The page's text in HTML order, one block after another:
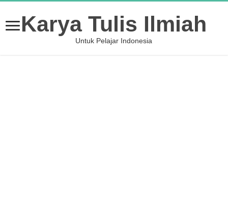
Karya Tulis Ilmiah
Untuk Pelajar Indonesia